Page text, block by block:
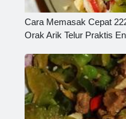
Cara Memasak Cepat
Orak Arik Telur Praktis